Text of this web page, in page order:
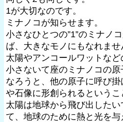
1が大切なのです。
ミナノコが知らせます。
小さなひとつの”1”のミナノ
ば、大きなモノにもなれませ
太陽やアンコールワットな
小さないて座のミナノコの
なろうと、他の原子に呼び
や石像に形創られるというこ
太陽は地球から飛び出した
て、地球のために熱と光を